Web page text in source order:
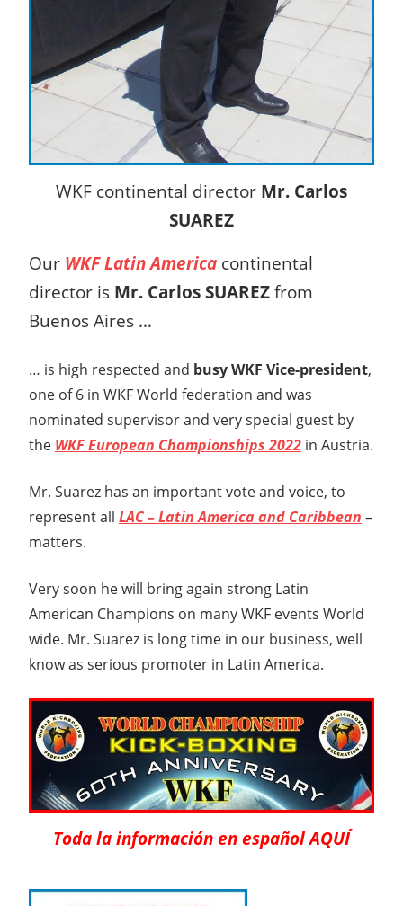
WKF continental director Mr. Carlos
SUAREZ
Our WKF Latin America continental
director is Mr. Carlos SUAREZ from
Buenos Aires …
… is high respected and busy WKF Vice-president,
one of 6 in WKF World federation and was
nominated supervisor and very special guest by
the WKF European Championships 2022 in Austria.
Mr. Suarez has an important vote and voice, to
represent all LAC – Latin America and Caribbean –
matters.
Very soon he will bring again strong Latin
American Champions on many WKF events World
wide. Mr. Suarez is long time in our business, well
know as serious promoter in Latin America.
Toda la información en español AQUÍ